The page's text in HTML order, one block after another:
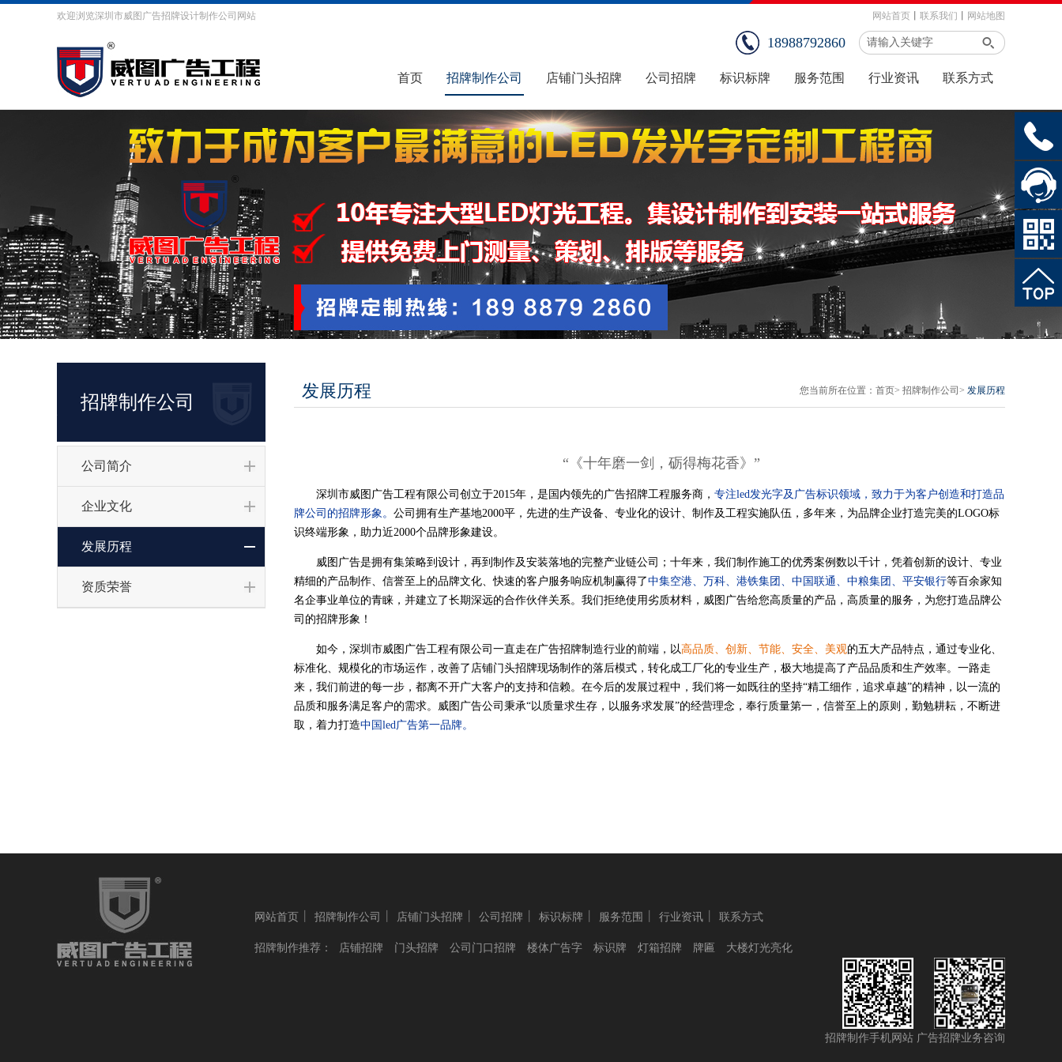
欢迎浏览深圳市威图广告招牌设计制作公司网站 网站首页 联系我们 网站地图
18988792860
首页 招牌制作公司 店铺门头招牌 公司招牌 标识标牌 服务范围 行业资讯 联系方式
招牌制作公司
公司简介
企业文化
发展历程
资质荣誉
您当前所在位置： 首页> 招牌制作公司 > 发展历程
发展历程
“《十年磨一剑，砺得梅花香》”
深圳市威图广告工程有限公司 创立于2015年，是国内领先的广告招牌工程服务商， 专注led发光字及广告标识领域，致力于为客户创造和打造品
牌公司的招牌形象。 公司拥有生产基地2000平，先进的生产设备、 专业化的设计、制作及工程实施队伍，多年来，为品牌企业打造完美的LOGO标
识终端形象，助力近2000个品牌形象建设。
威图广告是拥有集策略到设计，再到制作及安装落地的完整产业链公司；十年来，我们制作施工的优秀案例数以千计，凭着创新的设计、专业
精细的产品制作、信誉至上的品牌文化、快速的客户服务响应机制 赢得了中集空港、万科、港铁集团、中国联通、中粮集团、平安银行等百余家知
名企事业单位的青睐，并建立了长期深远的合作伙伴关系。我们拒绝使用劣质材料，威图广告给您高质量的产品，高质量的服务，为您打造品牌公
司的招牌形象！
如今，深圳市威图广告工程有限公司一直走在广告招牌制造行业的前端，以高品质、创新、节能、安全、美观的五大产品特点，通过专业化、
标准化、规模化的市场运作，改善了店铺门头招牌现场制作的落后模式，转化成工厂化的专业生产，极大地提高了产品品质和生产效率。一路走
来，我们前进的每一步，都离不开广大客户的支持和信赖。在今后的发展过程中，我们将一如既往的坚持“精工细作，追求卓越”的精神，以一流的
品质和服务满足客户的需求。威图广告公司秉承“以质量求生存，以服务求发展”的经营理念，奉行质量第一，信誉至上的原则，勤勉耕耘，不断进
取，着力打造中国led广告第一品牌。
网站首页 招牌制作公司 店铺门头招牌 公司招牌 标识标牌 服务范围 行业资讯 联系方式
招牌制作推荐： 店铺招牌 门头招牌 公司门口招牌 楼体广告字 标识牌 灯箱招牌 牌匾 大楼灯光亮化
招牌制作手机网站 广告招牌业务咨询